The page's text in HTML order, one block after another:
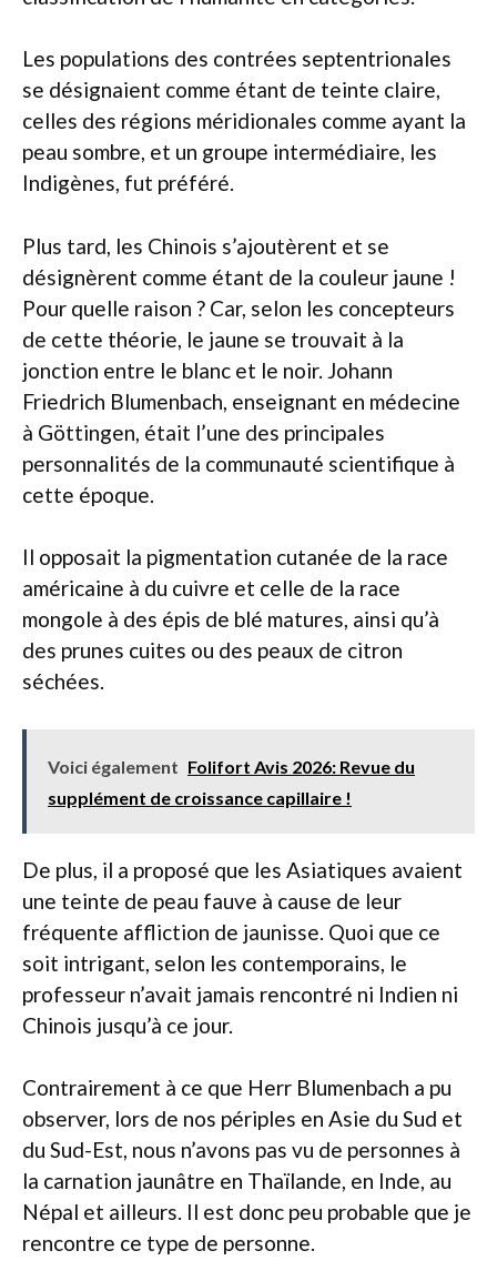
Les populations des contrées septentrionales
se désignaient comme étant de teinte claire,
celles des régions méridionales comme ayant la
peau sombre, et un groupe intermédiaire, les
Indigènes, fut préféré.
Plus tard, les Chinois s’ajoutèrent et se
désignèrent comme étant de la couleur jaune !
Pour quelle raison ? Car, selon les concepteurs
de cette théorie, le jaune se trouvait à la
jonction entre le blanc et le noir. Johann
Friedrich Blumenbach, enseignant en médecine
à Göttingen, était l’une des principales
personnalités de la communauté scientifique à
cette époque.
Il opposait la pigmentation cutanée de la race
américaine à du cuivre et celle de la race
mongole à des épis de blé matures, ainsi qu’à
des prunes cuites ou des peaux de citron
séchées.
Voici également Folifort Avis 2026: Revue du
supplément de croissance capillaire !
De plus, il a proposé que les Asiatiques avaient
une teinte de peau fauve à cause de leur
fréquente affliction de jaunisse. Quoi que ce
soit intrigant, selon les contemporains, le
professeur n’avait jamais rencontré ni Indien ni
Chinois jusqu’à ce jour.
Contrairement à ce que Herr Blumenbach a pu
observer, lors de nos périples en Asie du Sud et
du Sud-Est, nous n’avons pas vu de personnes à
la carnation jaunâtre en Thaïlande, en Inde, au
Népal et ailleurs. Il est donc peu probable que je
rencontre ce type de personne.